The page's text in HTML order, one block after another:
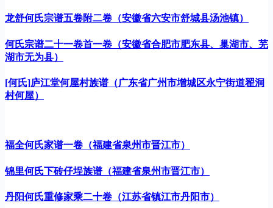
龙舒何氏宗谱五卷附二卷（安徽省六安市舒城县汤池镇）
何氏宗谱二十一卷首一卷（安徽省合肥市肥东县、巢湖市、芜
湖市无为县）
[何氏]庐江堂何屋村族谱（广东省广州市增城区永宁街道翟洞
村何屋）
福全何氏家谱一卷（福建省泉州市晋江市）
锦里何氏下砖仔埕族谱（福建省泉州市晋江市）
丹阳何氏重修家乘二十卷（江苏省镇江市丹阳市）